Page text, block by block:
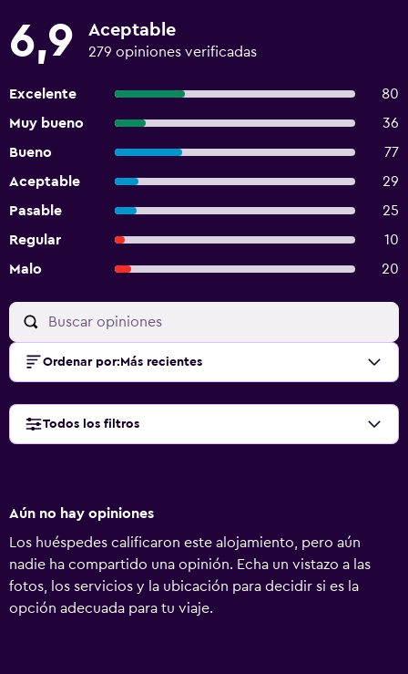
6,9 Aceptable
279 opiniones verificadas
Excelente
80
Muy bueno
36
Bueno
77
Aceptable
29
Pasable
25
Regular
10
Malo
20
Ordenar por: Más recientes
Todos los filtros
Aún no hay opiniones
Los huéspedes calificaron este alojamiento, pero aún
nadie ha compartido una opinión. Echa un vistazo a las
fotos, los servicios y la ubicación para decidir si es la
opción adecuada para tu viaje.